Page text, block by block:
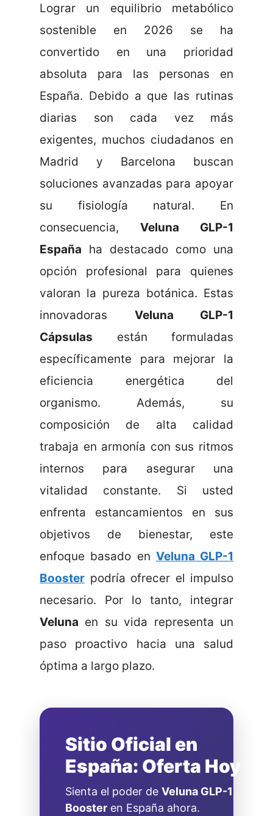
Lograr un equilibrio metabólico
sostenible en 2026 se ha
convertido en una prioridad
absoluta para las personas en
España. Debido a que las rutinas
diarias son cada vez más
exigentes, muchos ciudadanos en
Madrid y Barcelona buscan
soluciones avanzadas para apoyar
su fisiología natural. En
consecuencia, Veluna GLP-1
España ha destacado como una
opción profesional para quienes
valoran la pureza botánica. Estas
innovadoras Veluna GLP-1
Cápsulas están formuladas
específicamente para mejorar la
eficiencia energética del
organismo. Además, su
composición de alta calidad
trabaja en armonía con sus ritmos
internos para asegurar una
vitalidad constante. Si usted
enfrenta estancamientos en sus
objetivos de bienestar, este
enfoque basado en Veluna GLP-1
Booster podría ofrecer el impulso
necesario. Por lo tanto, integrar
Veluna en su vida representa un
paso proactivo hacia una salud
óptima a largo plazo.
Sitio Oficial en
España: Oferta Hoy
Sienta el poder de Veluna GLP-1
Booster en España ahora.